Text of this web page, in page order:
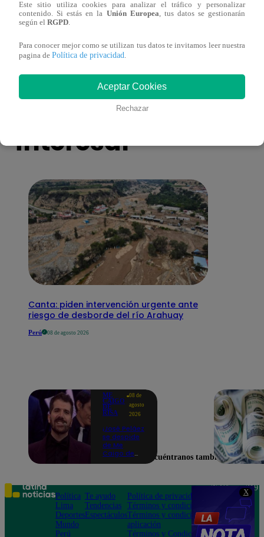
X
Asesinan a comerciante ferretero dentro de
galería en San Juan de Lurigancho
También te puede
interesar
Canta: piden intervención urgente ante
riesgo de desborde del río Arahuay
Perú 08 de agosto 2026
ME
CAIGO
DE
RISA
08 de
agosto
2026
¡José Peláez
se despide
de Me
Caigo de
“Lo voy a
extrañar
muchísimo”!
Este sitio utiliza cookies para analizar el tráfico y personalizar
contenido. Si estás en la Unión Europea, tus datos se gestionarán
según el RGPD.
Para conocer mejor como se utilizan tus datos te invitamos leer nuestra
pagina de Política de privacidad.
Aceptar Cookies
Rechazar
Encuéntranos también en
Política
Lima
Deportes
Mundo
Perú
Te ayudo
Tendencias
Espectáculos
Política de privacidad
Términos y condiciones
Términos y condiciones
aplicación
Términos y Condiciones
Teléfono: 219
Av. San
Felipe 968
Jesús María